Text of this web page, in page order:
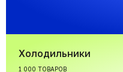
Холодильники
1 000 ТОВАРОВ